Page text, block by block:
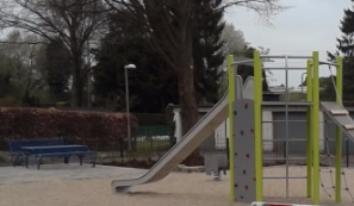
App
Blog
Partner